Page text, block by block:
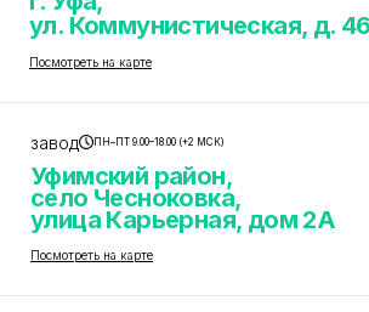
ул. Коммунистическая, д.
Посмотреть на карте
завод ПН–ПТ 9.00–18.00 (+2 МСК)
Уфимский район,
село Чесноковка,
улица Карьерная, дом 2А
Посмотреть на карте